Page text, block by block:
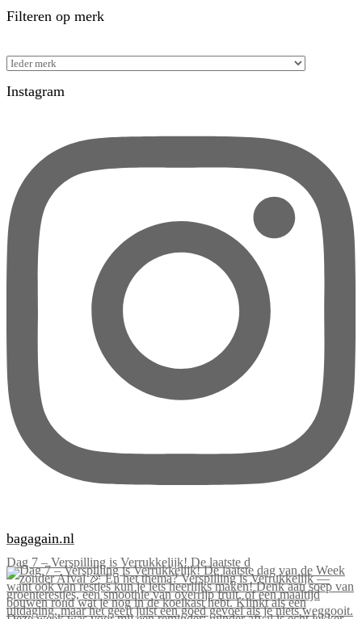
Filteren op merk
Instagram
bagagain.nl
Dag 7 – Verspilling is Verrukkelijk! De laatste d